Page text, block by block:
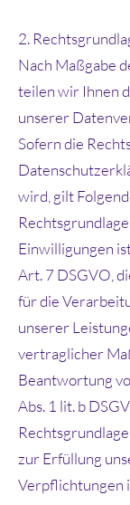
2.
Nach Maßgabe
teilen wir Ihnen
unserer
Sofern die
wird, gilt
Einwilligungen
Art. 7 DSGVO,
für die
unserer
vertraglicher
Beantwortung
Abs. 1 lit. b
zur Erfüllung
Verpflichtungen